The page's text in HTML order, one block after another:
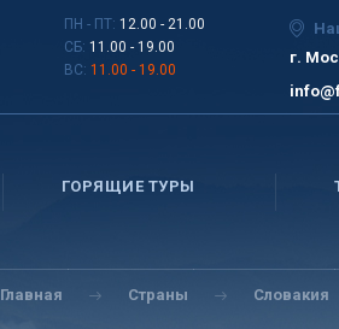
ПН - ПТ: 12.00 - 21.00
СБ: 11.00 - 19.00
ВС: 11.00 - 19.00
г.
ГОРЯЩИЕ ТУРЫ
Главная Страны Словакия